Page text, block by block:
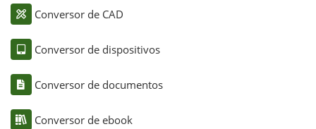
Conversor de CAD
Conversor de dispositivos
Conversor de documentos
Conversor de ebook